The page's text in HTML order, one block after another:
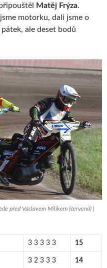
Matěj Frýza.
motorku, dali jsme o
ale deset bodů
před Václavem Milíkem (červená) |
3 3 3 3 3 15
3 2 3 3 3 14